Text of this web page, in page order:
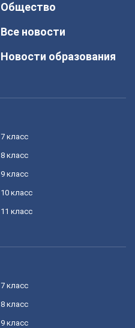
Общество
Все новости
Новости образования
7 класс
8 класс
9 класс
10 класс
11 класс
7 класс
8 класс
9 класс